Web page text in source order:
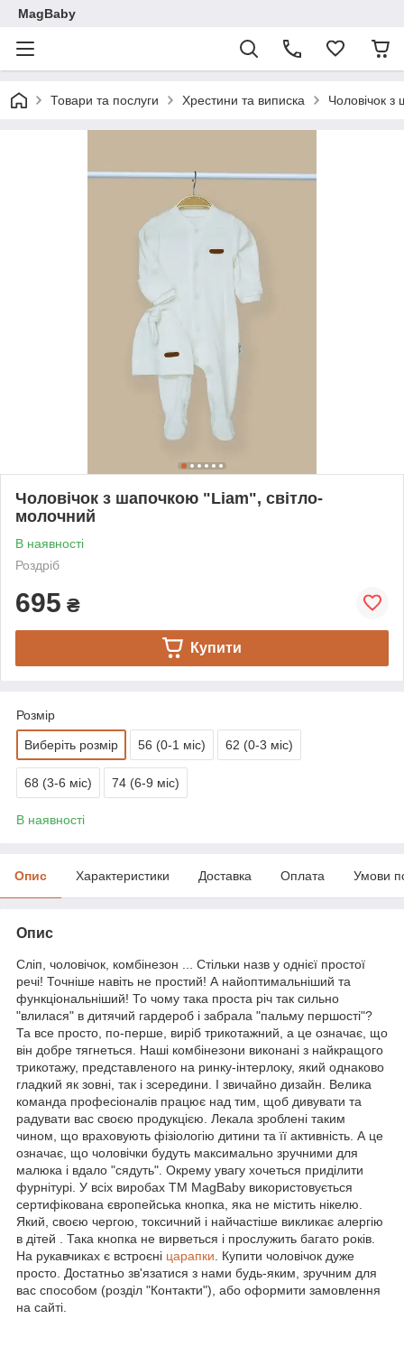
MagBaby
Товари та послуги Хрестини та виписка Чоловічок
Чоловічок з шапочкою "Liam", світло-
молочний
В наявності
Роздріб
695 ₴
Купити
Розмір
Виберіть розмір 56 (0-1 міс) 62 (0-3 міс)
68 (3-6 міс) 74 (6-9 міс)
В наявності
Опис Характеристики Доставка Оплата Умови
Опис
Сліп, чоловічок, комбінезон ... Стільки назв у однієї простої
речі! Точніше навіть не простий! А найоптимальніший та
функціональніший! То чому така проста річ так сильно
"влилася" в дитячий гардероб і забрала "пальму першості"?
Та все просто, по-перше, виріб трикотажний, а це означає, що
він добре тягнеться. Наші комбінезони виконані з найкращого
трикотажу, представленого на ринку-інтерлоку, який однаково
гладкий як зовні, так і зсередини. І звичайно дизайн. Велика
команда професіоналів працює над тим, щоб дивувати та
радувати вас своєю продукцією. Лекала зроблені таким
чином, що враховують фізіологію дитини та її активність. А це
означає, що чоловічки будуть максимально зручними для
малюка і вдало "сядуть". Окрему увагу хочеться приділити
фурнітурі. У всіх виробах ТМ МagBaby використовується
сертифікована європейська кнопка, яка не містить нікелю.
Який, своєю чергою, токсичний і найчастіше викликає алергію
в дітей . Така кнопка не вирветься і прослужить багато років.
На рукавчиках є встроєні царапки . Купити чоловічок дуже
просто. Достатньо зв'язатися з нами будь-яким, зручним для
вас способом (розділ "Контакти"), або оформити замовлення
на сайті.